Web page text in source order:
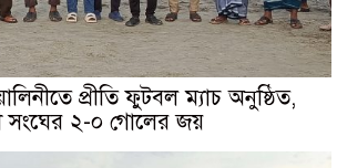
প্রীতি ফুটবল ম্যাচ অনুষ্ঠিত,
সংঘের ২-০ গোলের জয়